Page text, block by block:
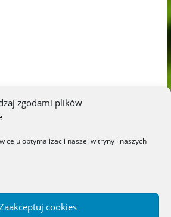
zgodami plików
celu optymalizacji naszej witryny i naszych
cookies